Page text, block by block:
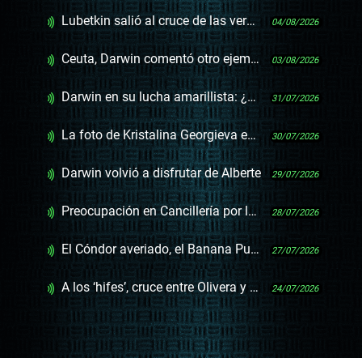
Lubetkin salió al cruce de las versiones sobre los deportados cubanos 04/08/2026
Ceuta, Darwin comentó otro ejemplo de la resiliencia de Pedro Sánchez 03/08/2026
Darwin en su lucha amarillista: ¿picada, Inisa o Ceuta? 31/07/2026
La foto de Kristalina Georgieva en Montevideo 30/07/2026
Darwin volvió a disfrutar de Alberte 29/07/2026
Preocupación en Cancillería por las elecciones en Nicaragua, que Ortega ya dijo que no habrá 28/07/2026
El Cóndor averiado, el Banana Pueyrredón de los blindados del Ministerio del Interior 27/07/2026
A los ‘hifes’, cruce entre Olivera y Cardona 24/07/2026